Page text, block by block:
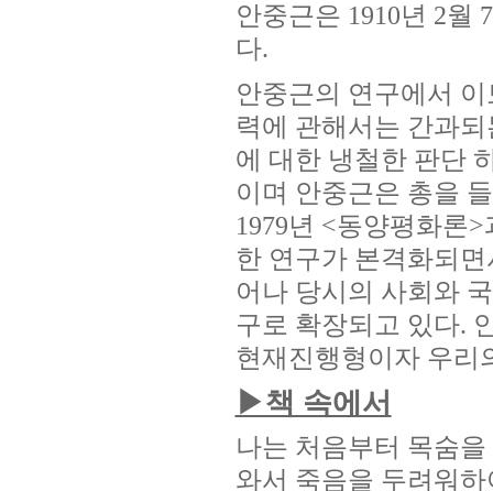
안중근은 1910년 2월
다.
안중근의 연구에서
력에 관해서는 간과
에 대한 냉철한 판단
이며 안중근은 총을
1979년 <동양평화론
한 연구가 본격화되
어나 당시의 사회와
구로 확장되고 있다.
현재진행형이자 우리
▶책 속에서
나는 처음부터 목숨
와서 죽음을 두려워